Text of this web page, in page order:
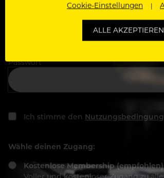
Deine E-Mail Adresse
Passwort
Ich stimme den
Wähle deinen Zugang:
Kostenlose Membership (empfohlen)
Cookie-Einstellungen
ALLE AKZEPTIEREN